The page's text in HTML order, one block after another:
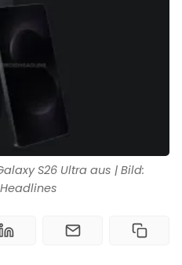
S26 Ultra aus | Bild: